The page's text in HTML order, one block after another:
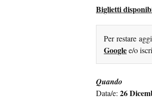
Biglietti
Per restare
Googlee/o
Quando
Data/e: 26